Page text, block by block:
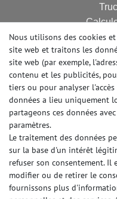
FIBRE
Fibre
Fibre à
Nous utilisons des cookies
site web et traitons les
site web (par exemple,
contenu et les publicités,
tiers ou pour analyser
données a lieu uniquement
partageons ces données
paramètres.
Le traitement des données
sur la base d'un intérêt
refuser son consentement.
modifier ou de retirer le
fournissons plus